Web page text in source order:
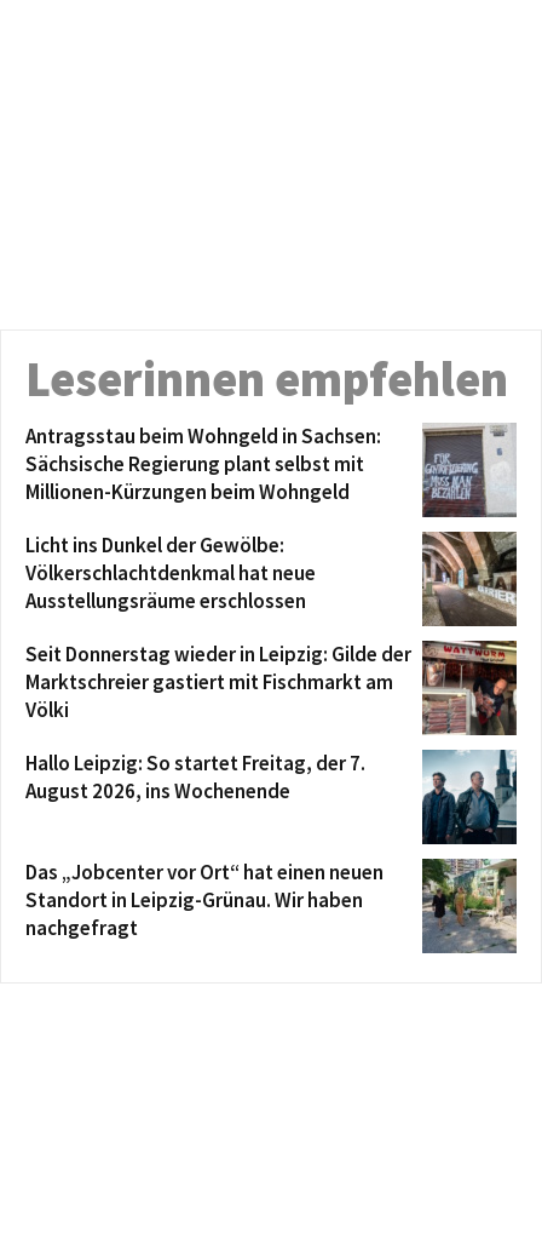
Leserinnen empfehlen
Antragsstau beim Wohngeld in Sachsen:
Sächsische Regierung plant selbst mit
Millionen-Kürzungen beim Wohngeld
Licht ins Dunkel der Gewölbe:
Völkerschlachtdenkmal hat neue
Ausstellungsräume erschlossen
Seit Donnerstag wieder in Leipzig: Gilde der
Marktschreier gastiert mit Fischmarkt am
Völki
Hallo Leipzig: So startet Freitag, der 7.
August 2026, ins Wochenende
Das „Jobcenter vor Ort“ hat einen neuen
Standort in Leipzig-Grünau. Wir haben
nachgefragt